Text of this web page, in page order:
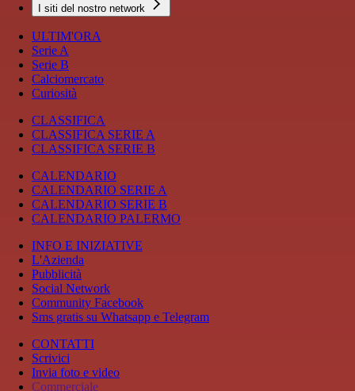
I siti del nostro network
ULTIM'ORA
Serie A
Serie B
Calciomercato
Curiosità
CLASSIFICA
CLASSIFICA SERIE A
CLASSIFICA SERIE B
CALENDARIO
CALENDARIO SERIE A
CALENDARIO SERIE B
CALENDARIO PALERMO
INFO E INIZIATIVE
L'Azienda
Pubblicità
Social Network
Community Facebook
Sms gratis su Whatsapp e Telegram
CONTATTI
Scrivici
Invia foto e video
Commerciale